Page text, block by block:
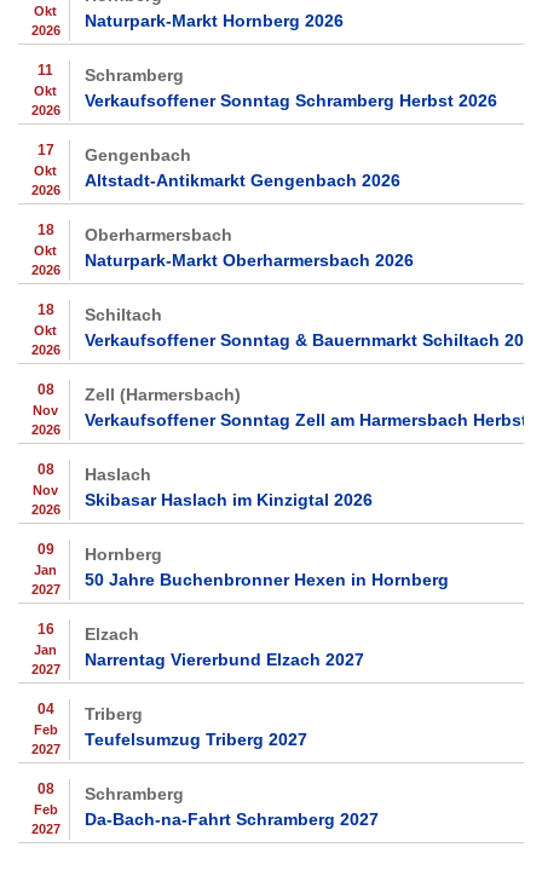
Okt
2026
Naturpark-Markt Hornberg 2026
11
Okt
2026
Schramberg
Verkaufsoffener Sonntag Schramberg Herbst 2026
17
Okt
2026
Gengenbach
Altstadt-Antikmarkt Gengenbach 2026
18
Okt
2026
Oberharmersbach
Naturpark-Markt Oberharmersbach 2026
18
Okt
2026
Schiltach
Verkaufsoffener Sonntag & Bauernmarkt Schiltach 2026
08
Nov
2026
Zell (Harmersbach)
Verkaufsoffener Sonntag Zell am Harmersbach Herbst
08
Nov
2026
Haslach
Skibasar Haslach im Kinzigtal 2026
09
Jan
2027
Hornberg
50 Jahre Buchenbronner Hexen in Hornberg
16
Jan
2027
Elzach
Narrentag Viererbund Elzach 2027
04
Feb
2027
Triberg
Teufelsumzug Triberg 2027
08
Feb
2027
Schramberg
Da-Bach-na-Fahrt Schramberg 2027